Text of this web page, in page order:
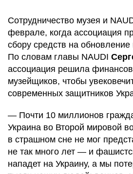
Сотрудничество музея и
феврале, когда ассоциация
сбору средств на обновление
По словам главы NAUDI
ассоциация решила
музейщиков, чтобы
современных защитников
— Почти 10 миллионов
Украина во Второй мировой
в страшном сне не мог
не так много лет — и
нападет на Украину, а мы